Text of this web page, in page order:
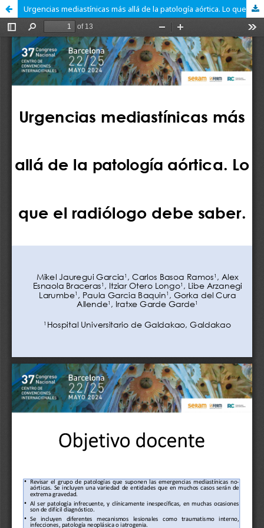
Urgencias mediastínicas más allá de la patología aórtica. Lo que el radiólogo debe saber.